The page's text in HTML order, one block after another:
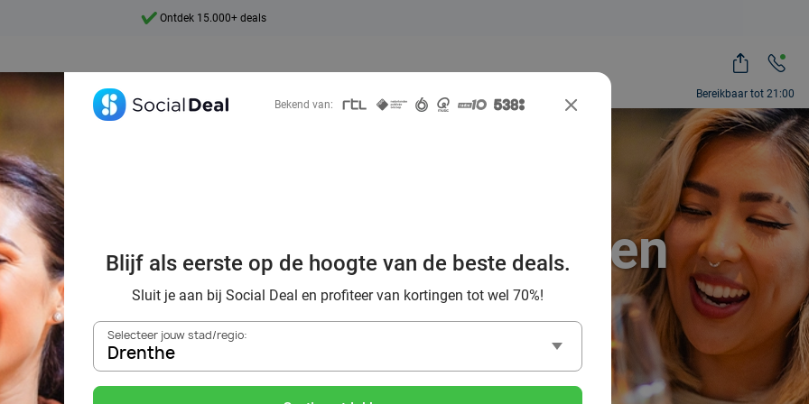
Bereikbaar tot 21:00
Ontdek 15.000+ deals
Social Deal: wijnproeven
korting tot wel 70%
Bekend van:
Blijf als eerste op de hoogte van de beste deals.
Sluit je aan bij Social Deal en profiteer van kortingen tot wel 70%!
Selecteer jouw stad/regio:
Drenthe